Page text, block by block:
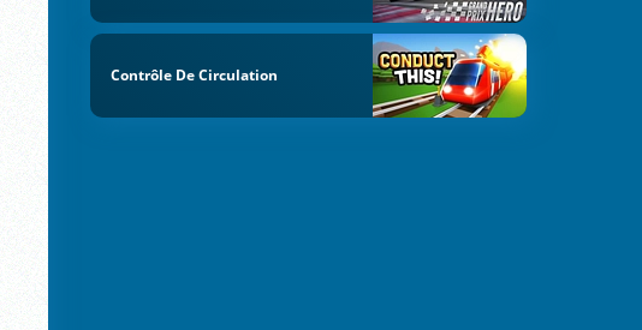
Contrôle De Circulation